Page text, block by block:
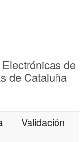
de
de Cataluña
Validación